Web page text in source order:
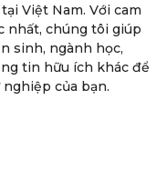
Việt Nam. Với cam
nhất, chúng tôi giúp
sinh, ngành học,
tin hữu ích khác để
của bạn.